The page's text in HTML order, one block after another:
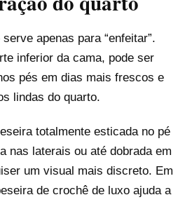
serve apenas para “enfeitar”.
inferior da cama, pode ser
pés em dias mais frescos e
lindas do quarto.
totalmente esticada no pé
nas laterais ou até dobrada em
um visual mais discreto. Em
de crochê de luxo ajuda a